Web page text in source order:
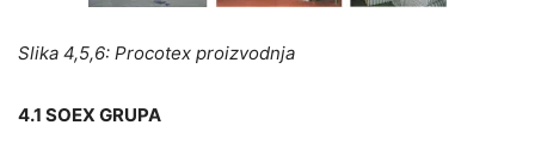
Slika 4,5,6: Procotex proizvodnja
4.1 SOEX GRUPA